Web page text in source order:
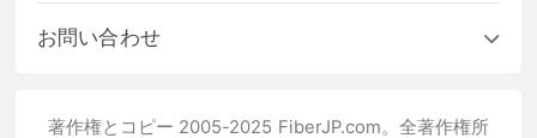
お問い合わせ
著作権とコピー 2005-2025 FiberJP.com。全著作権所